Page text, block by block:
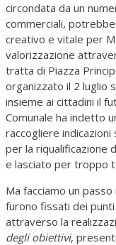
circondata da un
commerciali,
creativo e vitale per
valorizzazione
tratta di Piazza
organizzato il 2 luglio
insieme ai cittadini il
Comunale ha indetto
raccogliere
per la riqualificazione
e lasciato per troppo
Ma facciamo un
furono fissati dei
attraverso la
degli obiettivi,